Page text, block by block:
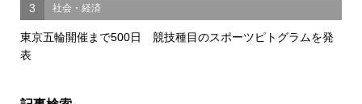
3 社会・経済
東京五輪開催まで500日 競技種目のスポーツピトグラムを発
表